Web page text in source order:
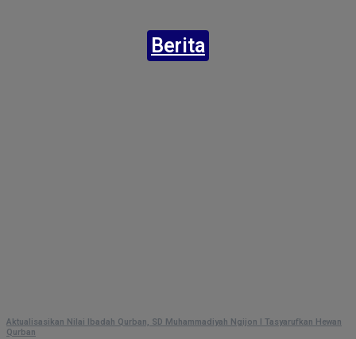
Berita
Aktualisasikan Nilai Ibadah Qurban, SD Muhammadiyah Ngijon I Tasyarufkan Hewan
Qurban